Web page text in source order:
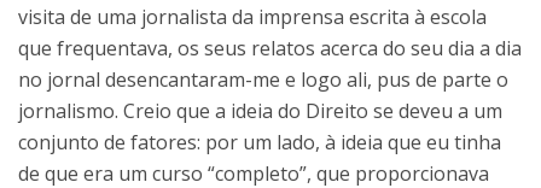
visita de uma jornalista da imprensa escrita à escola
que frequentava, os seus relatos acerca do seu dia a dia
no jornal desencantaram-me e logo ali, pus de parte o
jornalismo. Creio que a ideia do Direito se deveu a um
conjunto de fatores: por um lado, à ideia que eu tinha
de que era um curso “completo”, que proporcionava